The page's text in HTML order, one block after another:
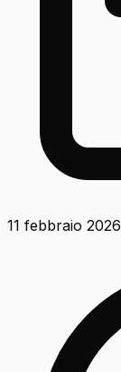
11 febbraio 2026